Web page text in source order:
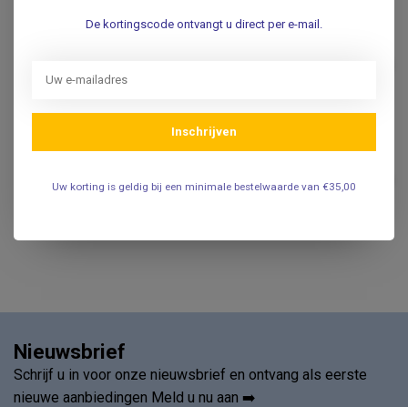
handzeep - 1000ml
1000ml
€1,95
Nieuwsbrief
Schrijf u in voor onze nieuwsbrief en ontvang als eerste
nieuwe aanbiedingen Meld u nu aan ➡️
De kortingscode ontvangt u direct per e-mail.
Inschrijven
Uw korting is geldig bij een minimale bestelwaarde van €35,00